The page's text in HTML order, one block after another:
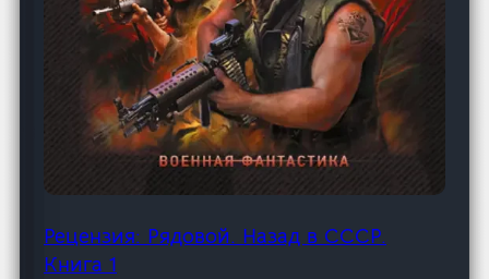
Рецензия: Рядовой. Назад в СССР.
Книга 1